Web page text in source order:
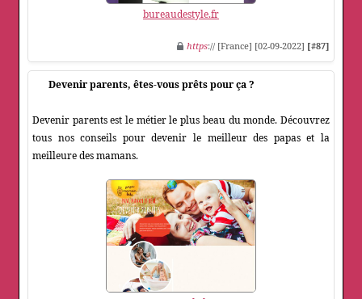
bureaudestyle.fr
https:// [France] [02-09-2022] [#87]
Devenir parents, êtes-vous prêts pour ça ?
Devenir parents est le métier le plus beau du monde. Découvrez
tous nos conseils pour devenir le meilleur des papas et la
meilleure des mamans.